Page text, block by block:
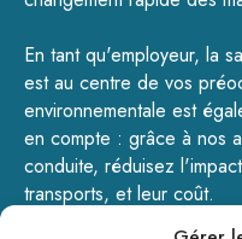
En tant qu'employeur, la
est au centre de vos
environnementale est
en compte : grâce à nos
conduite, réduisez
transports, et leur coût.